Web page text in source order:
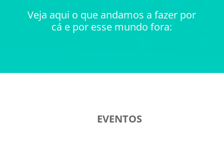
Veja aqui o que andamos a fazer por
cá e por esse mundo fora:
EVENTOS